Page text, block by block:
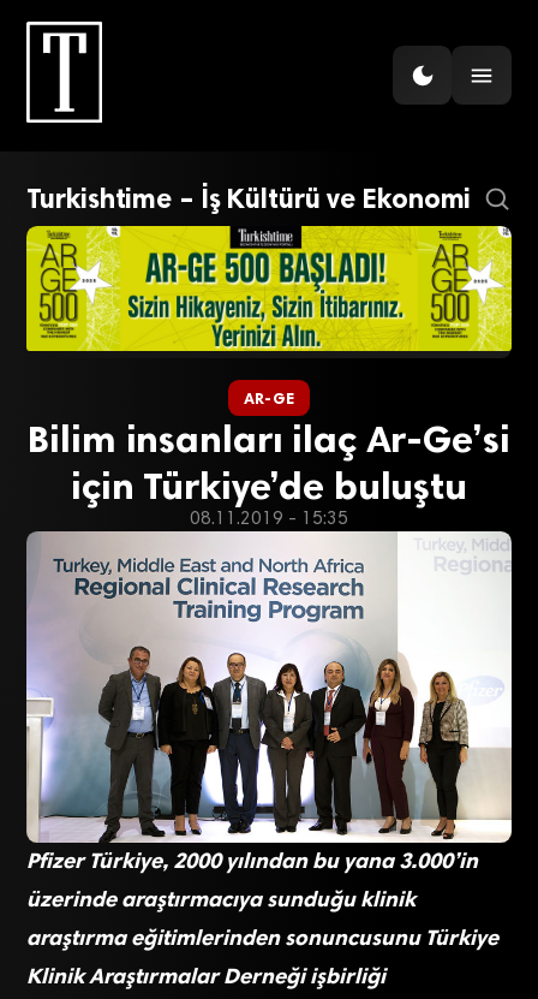
Turkishtime – İş Kültürü ve Ekonomi
AR-GE
Bilim insanları ilaç Ar-Ge’si
için Türkiye’de buluştu
08.11.2019 - 15:35
Pfizer Türkiye, 2000 yılından bu yana 3.000’in
üzerinde araştırmacıya sunduğu klinik
araştırma eğitimlerinden sonuncusunu Türkiye
Klinik Araştırmalar Derneği işbirliği